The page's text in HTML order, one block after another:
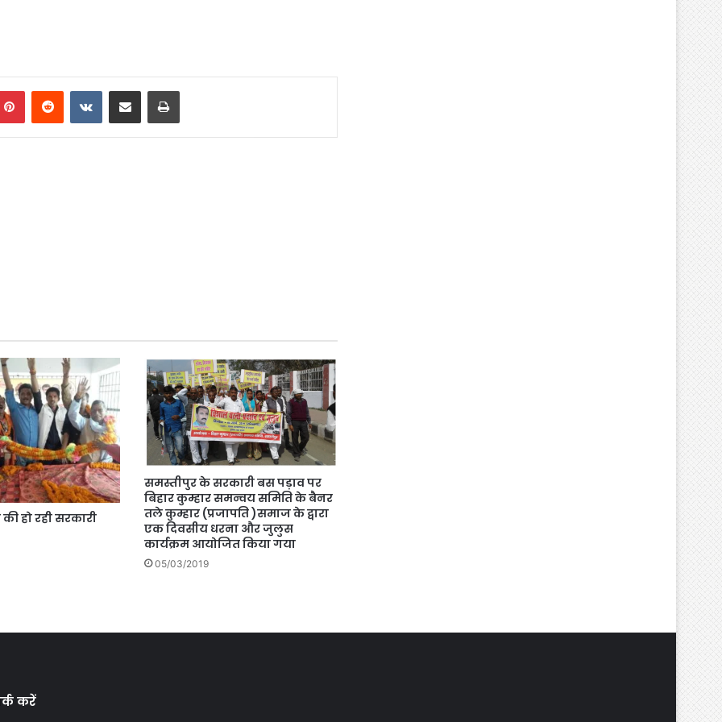
PinterestReddit VKontakteShare via Email Print
हो रही सरकारी
समस्तीपुर के सरकारी बस पड़ाव पर
बिहार कुम्हार समन्वय समिति के बैनर
तले कुम्हार (प्रजापति )समाज के द्वारा
एक दिवसीय धरना और जुलुस
कार्यक्रम आयोजित किया गया
05/03/2019
करें